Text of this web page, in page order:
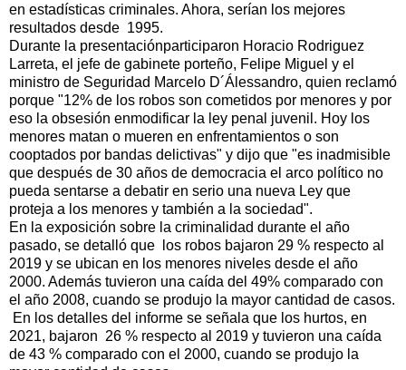
en estadísticas criminales. Ahora, serían los mejores
resultados desde 1995.
Durante la presentaciónparticiparon Horacio Rodriguez
Larreta, el jefe de gabinete porteño, Felipe Miguel y el
ministro de Seguridad Marcelo D´Álessandro, quien reclamó
porque "12% de los robos son cometidos por menores y por
eso la obsesión enmodificar la ley penal juvenil. Hoy los
menores matan o mueren en enfrentamientos o son
cooptados por bandas delictivas" y dijo que "es inadmisible
que después de 30 años de democracia el arco político no
pueda sentarse a debatir en serio una nueva Ley que
proteja a los menores y también a la sociedad".
En la exposición sobre la criminalidad durante el año
pasado, se detalló que los robos bajaron 29 % respecto al
2019 y se ubican en los menores niveles desde el año
2000. Además tuvieron una caída del 49% comparado con
el año 2008, cuando se produjo la mayor cantidad de casos.
En los detalles del informe se señala que los hurtos, en
2021, bajaron 26 % respecto al 2019 y tuvieron una caída
de 43 % comparado con el 2000, cuando se produjo la